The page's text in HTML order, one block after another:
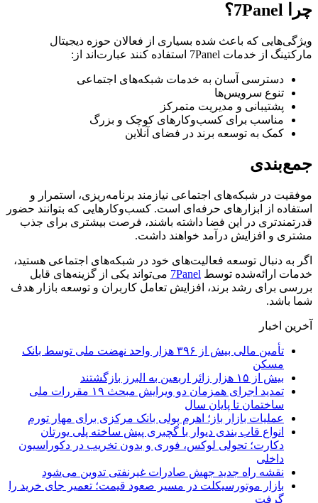
چرا 7Panel؟
ویژگی‌هایی که باعث شده بسیاری از فعالان حوزه دیجیتال
مارکتینگ از خدمات 7Panel استفاده کنند عبارت‌اند از:
دسترسی آسان به خدمات شبکه‌های اجتماعی
تنوع سرویس‌ها
پشتیبانی و مدیریت متمرکز
مناسب برای کسب‌وکارهای کوچک و بزرگ
کمک به توسعه برند در فضای آنلاین
جمع‌بندی
موفقیت در شبکه‌های اجتماعی نیازمند برنامه‌ریزی، استمرار و
استفاده از ابزارهای حرفه‌ای است. کسب‌وکارهایی که بتوانند حضور
قدرتمندتری در این فضا داشته باشند، فرصت بیشتری برای جذب
مشتری و افزایش درآمد خواهند داشت.
اگر به دنبال توسعه فعالیت‌های خود در شبکه‌های اجتماعی هستید،
خدمات ارائه‌شده توسط 7Panel می‌تواند یکی از گزینه‌های قابل
بررسی برای رشد برند، افزایش تعامل کاربران و توسعه بازار هدف
شما باشد.
آخرین اخبار
تأمین مالی بیش از ۳۹۶ هزار واحد نهضت ملی توسط بانک
مسکن
بیش از ۱۵ هزار زائر اربعین به البرز بازگشتند
تمدید اجرای همزمان دو ویرایش مبحث ۱۹ مقررات ملی
ساختمان تا پایان سال
عملیات بازار باز؛ اهرم پولی بانک مرکزی برای مهار تورم
انواع قاب بندی دیوار با گچبری پیش ساخته پلی یورتان
دکارت؛ تحولی لوکس، فوری و بدون تخریب در دکوراسیون
داخلی
نقشه راه جدید جهش صادرات غیرنفتی تدوین می‌شود
بازار موتورسیکلت در مسیر صعود قیمت؛ تعمیر جای خرید را
گرفت